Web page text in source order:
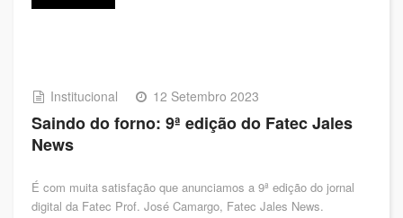
Institucional 12 Setembro 2023
Saindo do forno: 9ª edição do Fatec Jales
News
É com muita satisfação que anunciamos a 9ª edição do jornal
digital da Fatec Prof. José Camargo, Fatec Jales News.